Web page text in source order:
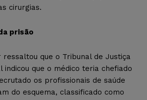
cirurgias.
prisão
ressaltou que o Tribunal de Justiça
indicou que o médico teria chefiado
os profissionais de saúde
do esquema, classificado como